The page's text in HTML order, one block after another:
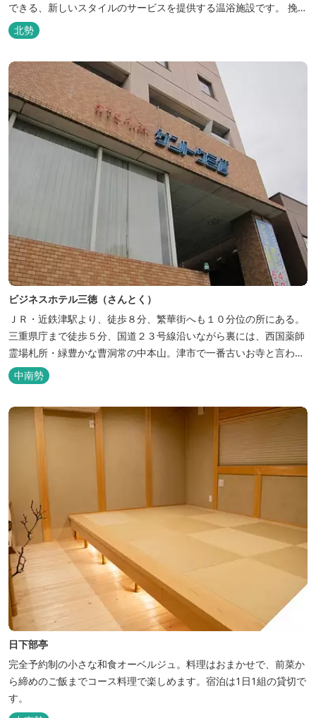
できる、新しいスタイルのサービスを提供する温浴施設です。 挽き
たてコーヒーやコミック、雑誌、マッサージチェア、Wi-Fiを無料
でご利用いただけます。
北勢
ビジネスホテル三徳（さんとく）
ＪＲ・近鉄津駅より、徒歩８分、繁華街へも１０分位の所にある。
三重県庁まで徒歩５分、国道２３号線沿いながら裏には、西国薬師
霊場札所・緑豊かな曹洞常の中本山。津市で一番古いお寺と言われ
る塔世山四天王寺があります。
中南勢
日下部亭
完全予約制の小さな和食オーベルジュ。料理はおまかせで、前菜か
ら締めのご飯までコース料理で楽しめます。宿泊は1日1組の貸切で
す。